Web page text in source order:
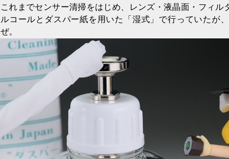
これまでセンサー清掃をはじめ、レンズ・液晶面・フィ
ルコールとダスパー紙を用いた「湿式」で行っていたが
ぜ。